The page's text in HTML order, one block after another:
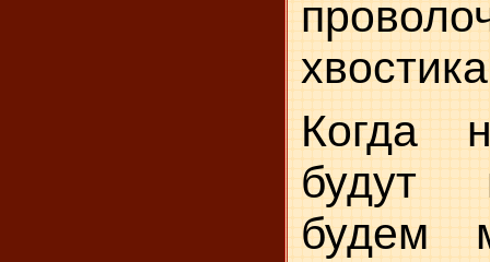
Когда
будут
будем